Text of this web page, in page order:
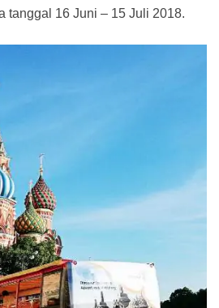
tanggal 16 Juni – 15 Juli 2018.